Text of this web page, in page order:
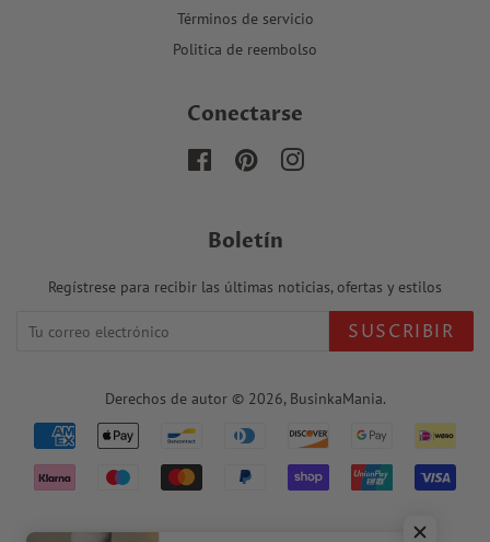
Términos de servicio
Politica de reembolso
Conectarse
FacebookPinterestInstagram
Boletín
Regístrese para recibir las últimas noticias, ofertas y estilos
SUSCRIBIR
Derechos de autor © 2026, BusinkaMania.
Iconos
de